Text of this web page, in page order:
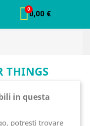
0,00 €
THINGS
in questa
potresti trovare